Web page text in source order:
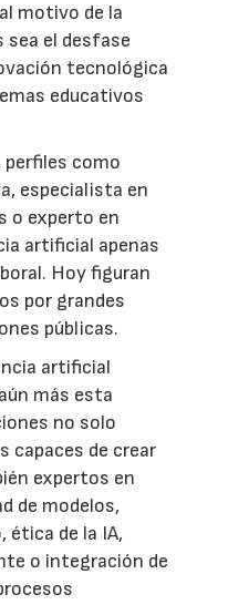
motivo de la
sea el desfase
tecnológica
educativos
perfiles como
especialista en
o experto en
artificial apenas
Hoy figuran
por grandes
públicas.
artificial
más esta
no solo
capaces de crear
expertos en
de modelos,
de la IA,
o integración de